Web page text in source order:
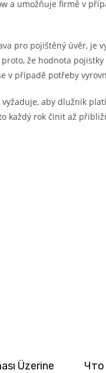
a umožňuje firmě v
pro pojištěný úvěr, je
že hodnota
v případě potřeby
aby dlužník
každý rok činit až
Üzerine
Что